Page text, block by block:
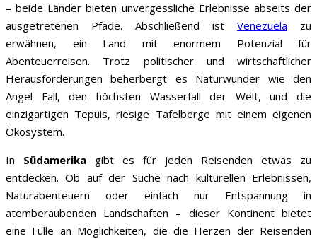
– beide Länder bieten unvergessliche Erlebnisse abseits der
ausgetretenen Pfade. Abschließend ist Venezuela zu
erwähnen, ein Land mit enormem Potenzial für
Abenteuerreisen. Trotz politischer und wirtschaftlicher
Herausforderungen beherbergt es Naturwunder wie den
Angel Fall, den höchsten Wasserfall der Welt, und die
einzigartigen Tepuis, riesige Tafelberge mit einem eigenen
Ökosystem.
In Südamerika gibt es für jeden Reisenden etwas zu
entdecken. Ob auf der Suche nach kulturellen Erlebnissen,
Naturabenteuern oder einfach nur Entspannung in
atemberaubenden Landschaften – dieser Kontinent bietet
eine Fülle an Möglichkeiten, die die Herzen der Reisenden